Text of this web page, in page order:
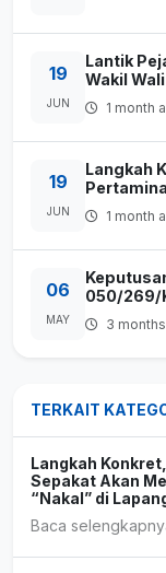
19
JUN
Lantik
Wakil Wali
1 month
19
JUN
Langkah
1 month
06
MAY
050/269/
3
TERKAIT
Langkah
Sepakat Akan
“Nakal” di
Baca